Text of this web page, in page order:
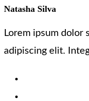
Natasha Silva
Lorem ipsum dolor
adipiscing elit.